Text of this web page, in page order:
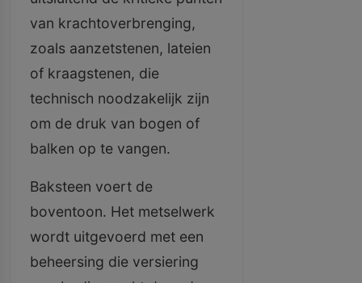
van krachtoverbrenging,
zoals aanzetstenen, lateien
of kraagstenen, die
technisch noodzakelijk zijn
om de druk van bogen of
balken op te vangen.
Baksteen voert de
boventoon. Het metselwerk
wordt uitgevoerd met een
beheersing die versiering